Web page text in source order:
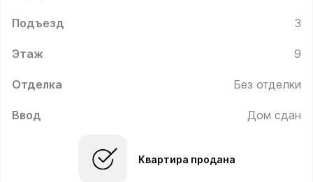
Подъезд 3
Этаж 9
Отделка Без отделки
Ввод Дом сдан
Квартира продана